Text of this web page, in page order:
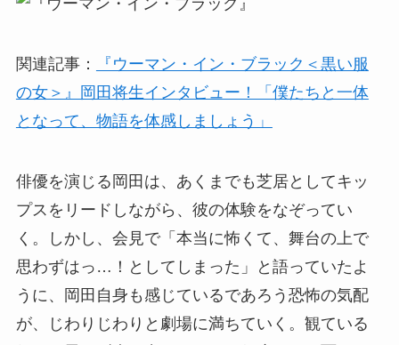
関連記事：
『ウーマン・イン・ブラック＜黒い服
の女＞』岡田将生インタビュー！「僕たちと一体
となって、物語を体感しましょう」
俳優を演じる岡田は、あくまでも芝居としてキッ
プスをリードしながら、彼の体験をなぞってい
く。しかし、会見で「本当に怖くて、舞台の上で
思わずはっ…！としてしまった」と語っていたよ
うに、岡田自身も感じているであろう恐怖の気配
が、じわりじわりと劇場に満ちていく。観ている